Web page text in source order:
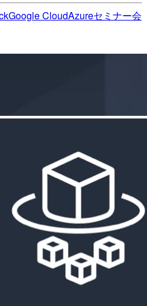
Google CloudAzureセミナー会